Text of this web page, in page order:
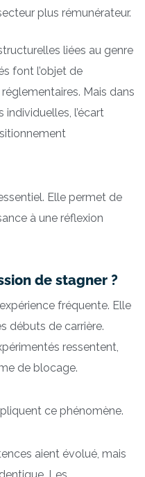
plus rémunérateur.
liées au genre
font l’objet de
Mais dans
l’écart
Elle permet de
à une réflexion
de stagner ?
fréquente. Elle
débuts de carrière.
ressentent,
de blocage.
ce phénomène.
aient évolué, mais